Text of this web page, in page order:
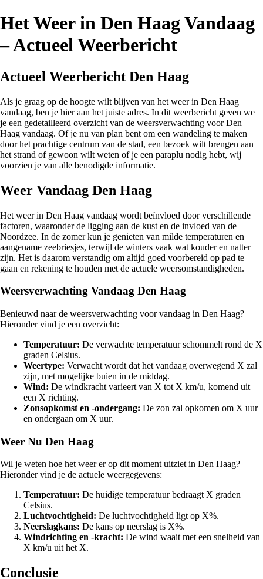
Het Weer in Den Haag Vandaag
– Actueel Weerbericht
Actueel Weerbericht Den Haag
Als je graag op de hoogte wilt blijven van het weer in Den Haag
vandaag, ben je hier aan het juiste adres. In dit weerbericht geven we
je een gedetailleerd overzicht van de weersverwachting voor Den
Haag vandaag. Of je nu van plan bent om een wandeling te maken
door het prachtige centrum van de stad, een bezoek wilt brengen aan
het strand of gewoon wilt weten of je een paraplu nodig hebt, wij
voorzien je van alle benodigde informatie.
Weer Vandaag Den Haag
Het weer in Den Haag vandaag wordt beïnvloed door verschillende
factoren, waaronder de ligging aan de kust en de invloed van de
Noordzee. In de zomer kun je genieten van milde temperaturen en
aangename zeebriesjes, terwijl de winters vaak wat kouder en natter
zijn. Het is daarom verstandig om altijd goed voorbereid op pad te
gaan en rekening te houden met de actuele weersomstandigheden.
Weersverwachting Vandaag Den Haag
Benieuwd naar de weersverwachting voor vandaag in Den Haag?
Hieronder vind je een overzicht:
Temperatuur: De verwachte temperatuur schommelt rond de X
graden Celsius.
Weertype: Verwacht wordt dat het vandaag overwegend X zal
zijn, met mogelijke buien in de middag.
Wind: De windkracht varieert van X tot X km/u, komend uit
een X richting.
Zonsopkomst en -ondergang: De zon zal opkomen om X uur
en ondergaan om X uur.
Weer Nu Den Haag
Wil je weten hoe het weer er op dit moment uitziet in Den Haag?
Hieronder vind je de actuele weergegevens:
Temperatuur: De huidige temperatuur bedraagt X graden
Celsius.
Luchtvochtigheid: De luchtvochtigheid ligt op X%.
Neerslagkans: De kans op neerslag is X%.
Windrichting en -kracht: De wind waait met een snelheid van
X km/u uit het X.
Conclusie